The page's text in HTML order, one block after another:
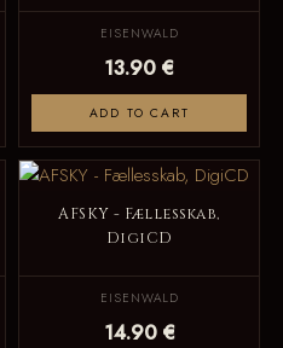
EISENWALD
13.90 €
ADD TO CART
AFSKY - Fællesskab,
DigiCD
EISENWALD
14.90 €